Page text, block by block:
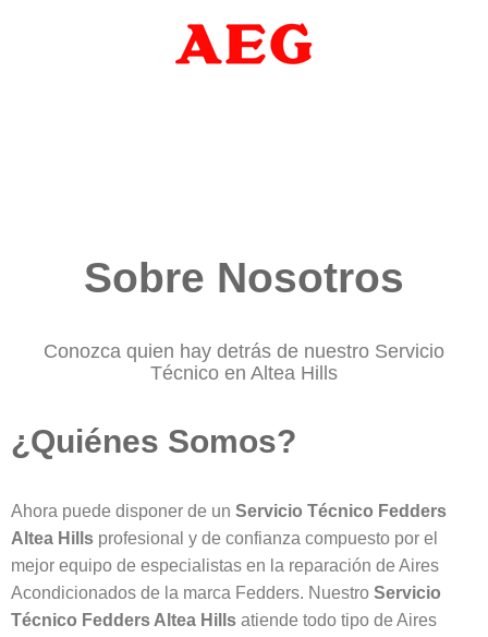
Sobre Nosotros
Conozca quien hay detrás de nuestro Servicio
Técnico en Altea Hills
¿Quiénes Somos?
Ahora puede disponer de un Servicio Técnico Fedders
Altea Hills profesional y de confianza compuesto por el
mejor equipo de especialistas en la reparación de Aires
Acondicionados de la marca Fedders. Nuestro Servicio
Técnico Fedders Altea Hills atiende todo tipo de Aires